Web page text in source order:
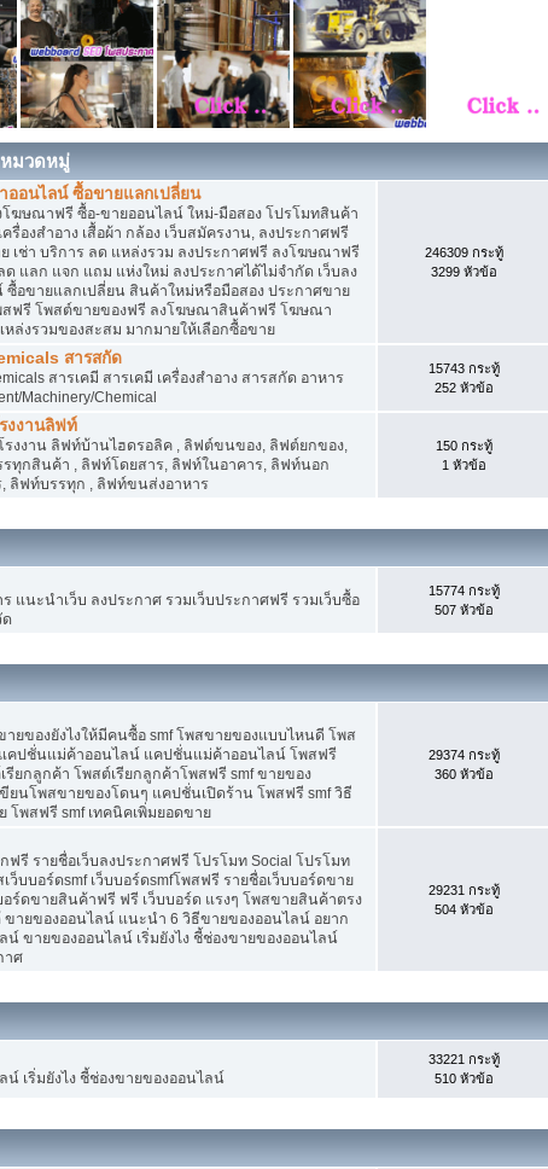
หมวดหมู่
อนไลน์ ซื้อขายแลกเปลี่ยน
โฆษณาฟรี ซื้อ-ขายออนไลน์ ใหม่-มือสอง โปรโมทสินค้า
รื่องสำอาง เสื้อผ้า กล้อง เว็บสมัครงาน, ลงประกาศฟรี
เช่า บริการ ลด แหล่งรวม ลงประกาศฟรี ลงโฆษณาฟรี
แลก แจก แถม แห่งใหม่ ลงประกาศได้ไม่จำกัด เว็บลง
อขายแลกเปลี่ยน สินค้าใหม่หรือมือสอง ประกาศขาย
สฟรี โพสต์ขายของฟรี ลงโฆษณาสินค้าฟรี โฆษณา
ล่งรวมของสะสม มากมายให้เลือกซื้อขาย
246309 กระทู้
3299 หัวข้อ
สารสกัด
สารเคมี สารเคมี เครื่องสำอาง สารสกัด อาหาร
Machinery/Chemical
15743 กระทู้
252 หัวข้อ
งงานลิฟท์
งงาน ลิฟท์บ้านไฮดรอลิค , ลิฟต์ขนของ, ลิฟต์ยกของ,
ทุกสินค้า , ลิฟท์โดยสาร, ลิฟท์ในอาคาร, ลิฟท์นอก
ลิฟท์บรรทุก , ลิฟท์ขนส่งอาหาร
150 กระทู้
1 หัวข้อ
แนะนำเว็บ ลงประกาศ รวมเว็บประกาศฟรี รวมเว็บซื้อ
15774 กระทู้
507 หัวข้อ
ยของยังไงให้มีคนซื้อ smf โพสขายของแบบไหนดี โพส
คปชั่นแม่ค้าออนไลน์ แคปชั่นแม่ค้าออนไลน์ โพสฟรี
รียกลูกค้า โพสต์เรียกลูกค้าโพสฟรี smf ขายของ
ยนโพสขายของโดนๆ แคปชั่นเปิดร้าน โพสฟรี smf วิธี
โพสฟรี smf เทคนิคเพิ่มยอดขาย
29374 กระทู้
360 หัวข้อ
รี รายชื่อเว็บลงประกาศฟรี โปรโมท Social โปรโมท
ว็บบอร์ดsmf เว็บบอร์ดsmfโพสฟรี รายชื่อเว็บบอร์ดขาย
ร์ดขายสินค้าฟรี ฟรี เว็บบอร์ด แรงๆ โพสขายสินค้าตรง
ายของออนไลน์ แนะนำ 6 วิธีขายของออนไลน์ อยาก
ขายของออนไลน์ เริ่มยังไง ชี้ช่องขายของออนไลน์
าศ
29231 กระทู้
504 หัวข้อ
เริ่มยังไง ชี้ช่องขายของออนไลน์
33221 กระทู้
510 หัวข้อ